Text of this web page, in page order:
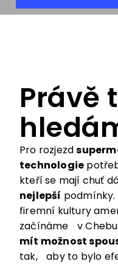
Právě
Pro rozjezd
technologie
kteří se mají chuť
nejlepší
firemní kultury
začínáme v Chebu
mít možnost
tak, aby to bylo